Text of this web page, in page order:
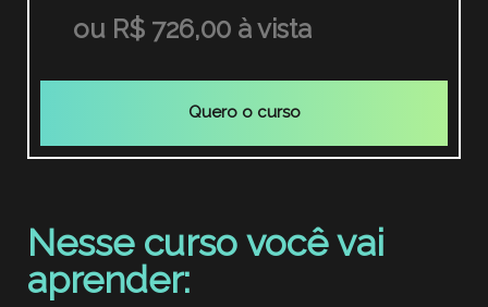
ou R$ 726,00 à vista
Quero o curso
Nesse curso você vai
aprender: